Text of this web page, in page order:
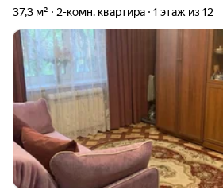
37,3 м² 2-комн. квартира 1 этаж из 12